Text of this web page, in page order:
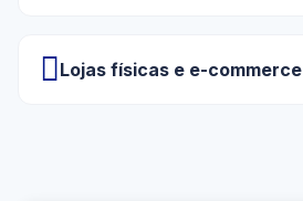
Lojas físicas e e-commerce